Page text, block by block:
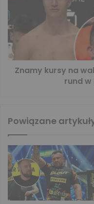
Znamy kursy na
rund w
Powiązane